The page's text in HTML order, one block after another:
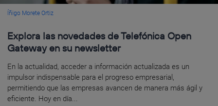
Íñigo Morete Ortiz
Explora las novedades de Telefónica Open
Gateway en su newsletter
En la actualidad, acceder a información actualizada es un
impulsor indispensable para el progreso empresarial,
permitiendo que las empresas avancen de manera más ágil y
eficiente. Hoy en día...